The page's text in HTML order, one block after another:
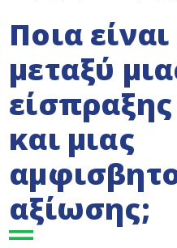
Ποια
μεταξύ
και μιας
αξίωσης;